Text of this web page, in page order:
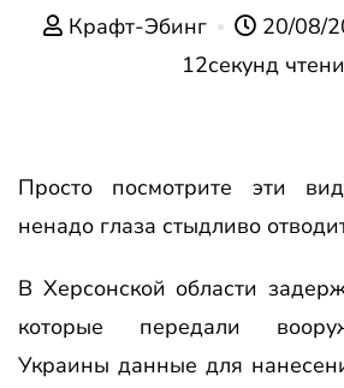
Крафт-Эбинг 20/08/
12секунд
Просто посмотрите эти
ненадо глаза стыдливо
В Херсонской области
которые передали
Украины данные для